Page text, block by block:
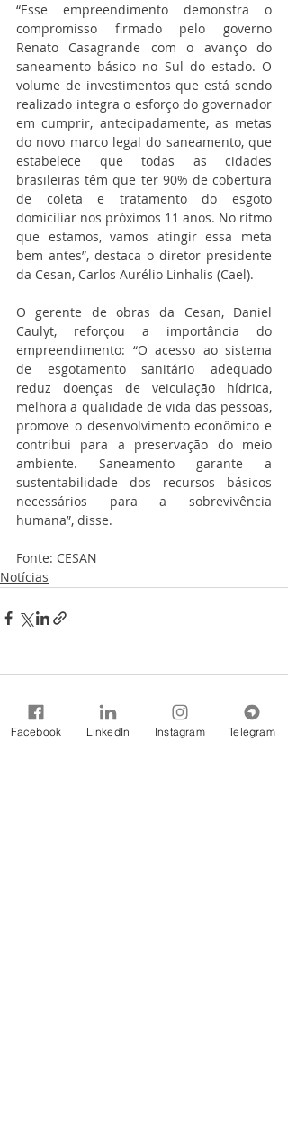
“Esse empreendimento demonstra o
compromisso firmado pelo governo
Renato Casagrande com o avanço do
saneamento básico no Sul do estado. O
volume de investimentos que está sendo
realizado integra o esforço do governador
em cumprir, antecipadamente, as metas
do novo marco legal do saneamento, que
estabelece que todas as cidades
brasileiras têm que ter 90% de cobertura
de coleta e tratamento do esgoto
domiciliar nos próximos 11 anos. No ritmo
que estamos, vamos atingir essa meta
bem antes”, destaca o diretor presidente
da Cesan, Carlos Aurélio Linhalis (Cael).
O gerente de obras da Cesan, Daniel
Caulyt, reforçou a importância do
empreendimento: “O acesso ao sistema
de esgotamento sanitário adequado
reduz doenças de veiculação hídrica,
melhora a qualidade de vida das pessoas,
promove o desenvolvimento econômico e
contribui para a preservação do meio
ambiente. Saneamento garante a
sustentabilidade dos recursos básicos
necessários para a sobrevivência
humana”, disse.
Fonte: CESAN
Notícias
Facebook LinkedIn Instagram Telegram